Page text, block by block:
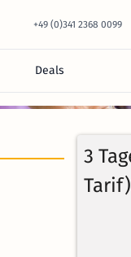
+49 (0)341 2368 0099
Deals
3
Tarif)